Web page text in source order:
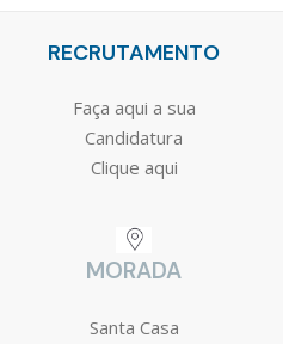
RECRUTAMENTO
Faça aqui a sua
Candidatura
Clique aqui
MORADA
Santa Casa